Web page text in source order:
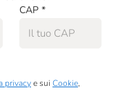
CAP *
privacye sui Cookie,